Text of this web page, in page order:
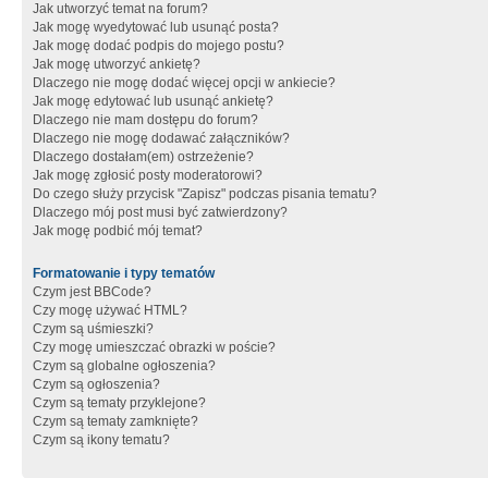
Jak utworzyć temat na forum?
Jak mogę wyedytować lub usunąć posta?
Jak mogę dodać podpis do mojego postu?
Jak mogę utworzyć ankietę?
Dlaczego nie mogę dodać więcej opcji w ankiecie?
Jak mogę edytować lub usunąć ankietę?
Dlaczego nie mam dostępu do forum?
Dlaczego nie mogę dodawać załączników?
Dlaczego dostałam(em) ostrzeżenie?
Jak mogę zgłosić posty moderatorowi?
Do czego służy przycisk "Zapisz" podczas pisania tematu?
Dlaczego mój post musi być zatwierdzony?
Jak mogę podbić mój temat?
Formatowanie i typy tematów
Czym jest BBCode?
Czy mogę używać HTML?
Czym są uśmieszki?
Czy mogę umieszczać obrazki w poście?
Czym są globalne ogłoszenia?
Czym są ogłoszenia?
Czym są tematy przyklejone?
Czym są tematy zamknięte?
Czym są ikony tematu?